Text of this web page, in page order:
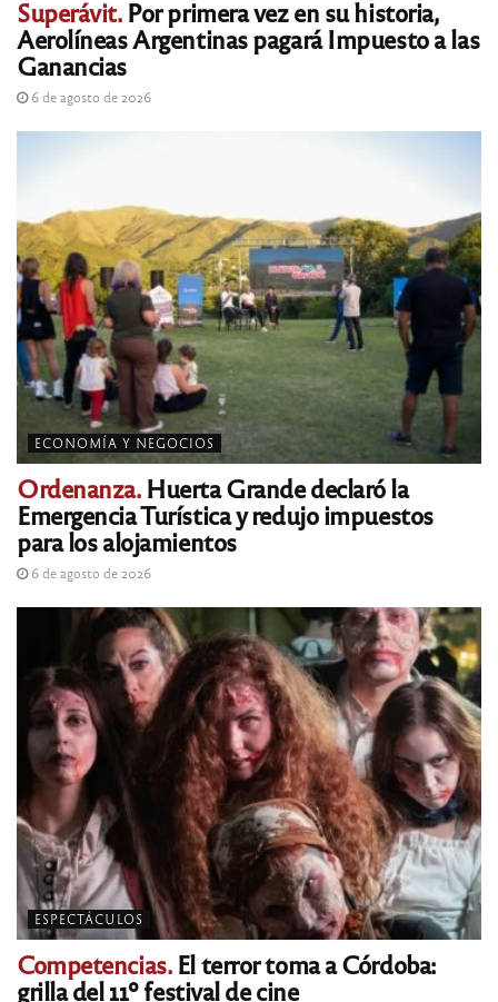
Superávit.Por primera vez en su historia,
Aerolíneas Argentinas pagará Impuesto a las
Ganancias
6 de agosto de 2026
ECONOMÍA Y NEGOCIOS
Ordenanza.Huerta Grande declaró la
Emergencia Turística y redujo impuestos
para los alojamientos
6 de agosto de 2026
ESPECTÁCULOS
Competencias.El terror toma a Córdoba:
grilla del 11º festival de cine